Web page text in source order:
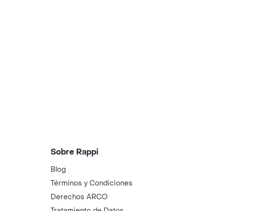
Sobre Rappi
Blog
Términos y Condiciones
Derechos ARCO